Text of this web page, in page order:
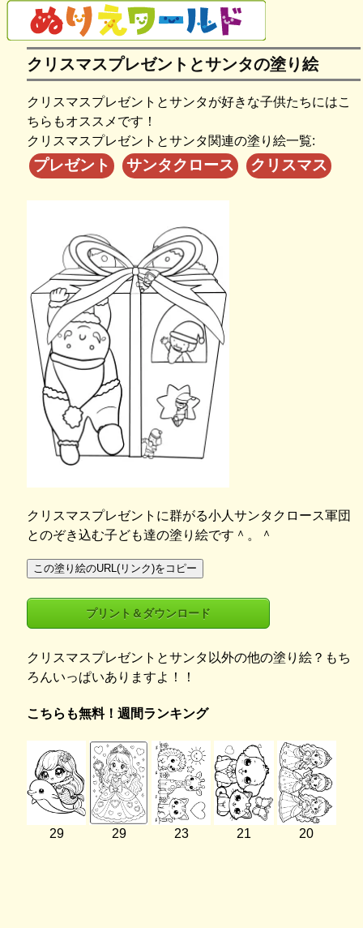
クリスマスプレゼントとサンタの塗り絵
クリスマスプレゼントとサンタが好きな子供たちにはこ
ちらもオススメです！
クリスマスプレゼントとサンタ関連の塗り絵一覧:
プレゼント サンタクロース クリスマス
クリスマスプレゼントに群がる小人サンタクロース軍団
とのぞき込む子ども達の塗り絵です＾。＾
この塗り絵のURL(リンク)をコピー
プリント＆ダウンロード
クリスマスプレゼントとサンタ以外の他の塗り絵？もち
ろんいっぱいありますよ！！
こちらも無料！週間ランキング
29 29 23 21 20